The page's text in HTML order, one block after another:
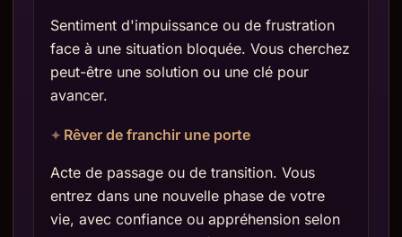
Sentiment d'impuissance ou de frustration
face à une situation bloquée. Vous cherchez
peut-être une solution ou une clé pour
avancer.
Rêver de franchir une porte
Acte de passage ou de transition. Vous
entrez dans une nouvelle phase de votre
vie, avec confiance ou appréhension selon